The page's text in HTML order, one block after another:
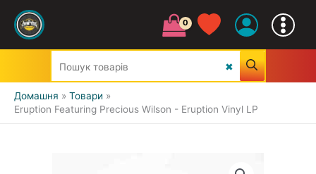
Домашня
Товари
Eruption Featuring Precious Wilson - Eruption Vinyl LP